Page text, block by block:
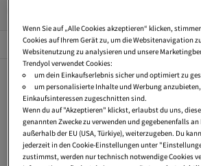
Beliebte Seiten
Kleider Xxl Kleider 42/44
Kleid Mit Schlitz
Midi Kleider
Strick Kleider
Kleider 48
Kleider 42
Strickkleid
Wenn Sie auf „Alle Cookies akzeptieren“ klicken,
Cookies auf Ihrem Gerät zu, um die Websitenavigation
Websitenutzung zu analysieren und unsere
Trendyol verwendet Cookies:
um dein Einkaufserlebnis sicher und optimiert zu
um personalisierte Inhalte und Werbung
Einkaufsinteressen zugeschnitten sind.
Wenn du auf "Akzeptieren" klickst, erlaubst du uns,
genannten Zwecke zu verwenden und gegebenenfalls
außerhalb der EU (USA, Türkiye), weiterzugeben. Du
jederzeit in den Cookie-Einstellungen unter
zustimmst, werden nur technisch notwendige Cookies